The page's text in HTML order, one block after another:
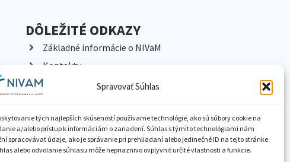
Spravovať Súhlas
tých najlepších skúseností používame technológie, ako sú súbory cookie na
a/alebo prístup k informáciám o zariadení. Súhlas s týmito technológiami nám
spracovávať údaje, ako je správanie pri prehliadaní alebo jedinečné ID na tejto stránke.
alebo odvolanie súhlasu môže nepriaznivo ovplyvniť určité vlastnosti a funkcie.
DÔLEŽITÉ ODKAZY
Základné informácie o NIVaM
Kontakty
Kariéra
Pracoviská NIVaM
Dokumenty inštitúcie
Knižnica